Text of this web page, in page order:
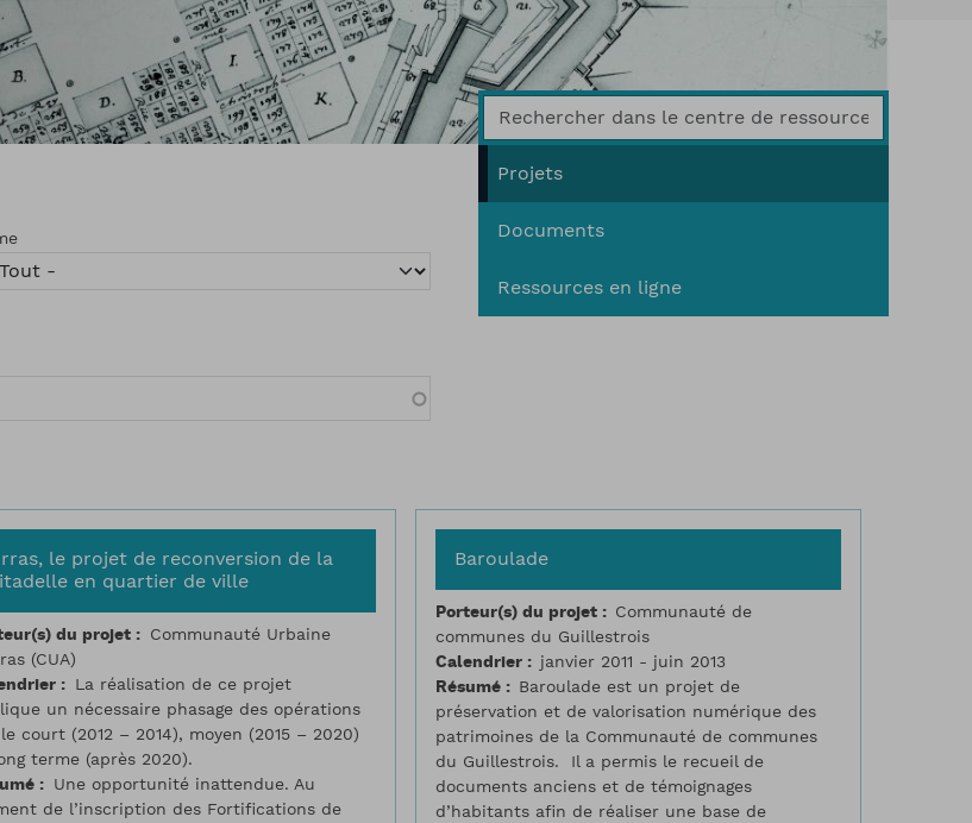
Projets
Documents
Ressources en ligne
le projet de reconversion de la
en quartier de ville
du projet
Communauté Urbaine
(CUA)
La réalisation de ce projet
un nécessaire phasage des opérations
court (2012 – 2014), moyen (2015 – 2020)
terme (après 2020).
Une opportunité inattendue. Au
de l’inscription des Fortifications de
Baroulade
Porteur(s) du projet
Communauté de
communes du Guillestrois
Calendrier
janvier 2011 - juin 2013
Résumé
Baroulade est un projet de
préservation et de valorisation numérique des
patrimoines de la Communauté de communes
du Guillestrois. Il a permis le recueil de
documents anciens et de témoignages
d’habitants afin de réaliser une base de